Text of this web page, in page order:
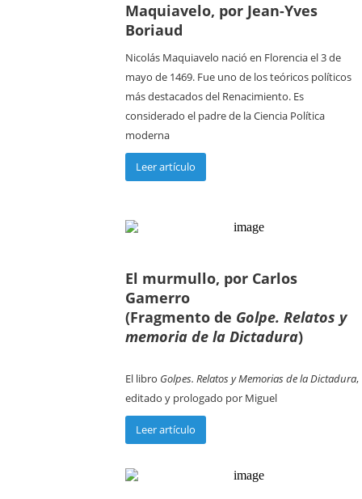
Maquiavelo, por Jean-Yves
Boriaud
Nicolás Maquiavelo nació en Florencia el 3 de
mayo de 1469. Fue uno de los teóricos políticos
más destacados del Renacimiento. Es
considerado el padre de la Ciencia Política
moderna
Leer artículo
El murmullo, por Carlos
Gamerro
(Fragmento de Golpe. Relatos y
memoria de la Dictadura)
El libro Golpes. Relatos y Memorias de la Dictadura,
editado y prologado por Miguel
Leer artículo